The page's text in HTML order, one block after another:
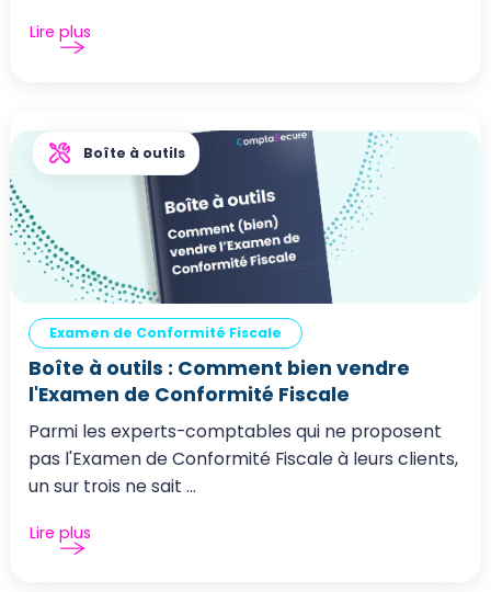
Lire plus
Boîte à outils
Examen de Conformité Fiscale
Boîte à outils : Comment bien vendre
l'Examen de Conformité Fiscale
Parmi les experts-comptables qui ne proposent
pas l'Examen de Conformité Fiscale à leurs clients,
un sur trois ne sait ...
Lire plus